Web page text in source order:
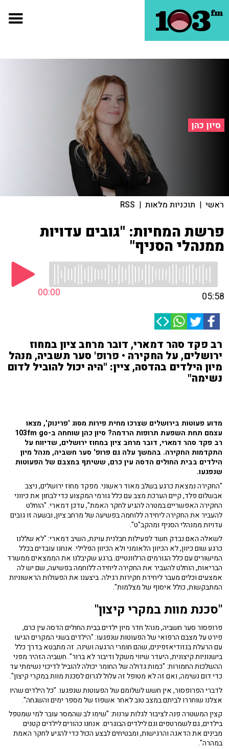
סיון כהן
ראשי | תוכניות מלאות |
RSS
פרשת המחיות: "גובים עדויות
ממנהלי הסניף"
00:00 05:58
רב פקד סהר דמארי, דובר מרחב ציון במחוז
ירושלים, על החקירה • פרופ' סער תשביה, מנהל
מיון הילדים בהדסה, ציין: "היה יכול להוביל לדום
נשימה"
מדוע פעוטות בירושלים שצרכו מחית פירות מסוג 'פרינוק', מצאו
עצמם תחת השפעת תרופות הרדמה? סיון כהן שוחחה ב-103fm go
רב פקד סהר דמארי, דובר מרחב ציון במחוז ירושלים, שדיווח על
התקדמות החקירה. בהמשך עלה גם פרופ' סער חשביה, מנהל מיון
הילדים בבית החולים הדסה עין כרם, ששיתף במצבם של הפעוטות
שנפגעו.
"החקירה נמצאת כרגע בשלב מאוד ראשוני. מפקד מחוז ירושלים, ניצב
אבשלום פלד, קיים הערכת מצב עם כלל גורמי המקצוע כדי לבחון את כיווני
החקירה האפשריים במטרה להגיע לחקר האמת", עדכן דמארי. "הוחלט
להעביר את החקירה ליחידה ללוחמה בפשיעה של מרחב ציון, ובשעה זו גובים
עדויות ממנהלי הסניף ומהקב"ט".
לשאלה האם נבדק חשד לפעילות חבלנית עוינת, השיב דמארי: "לא שללנו
כרגע שום כיוון, לא הכיוון הלאומני ולא הכיוון הפלילי. אנחנו עובדים בכלל
המישורים עם כלל הגורמים הרלוונטיים. ברגע שקיבלנו את הממצאים ממשרד
הבריאות, הוחלט להעביר את החקירה ליחידה ללוחמה בפשיעה, שם יש לה
אמצעים וכלים מעבר ליחידת חקירות רגילה. ביצענו את הפעולות הראשוניות
המתבקשות, כולל איסוף של מצלמות".
"סכנת מוות במקרי קיצון"
פרופסור סער חשביה, מנהל חדר מיון ילדים בבית החולים הדסה עין כרם,
פירט על מצבם הרפואי של הפעוטות שנפגעו: "הילדים בשני המקרים הגיעו
עם הרעלת בנזודיאזפינים, שהם חומרי הרגעה ושינה. זה מתבטא בדרך כלל
בישנוניות קיצונית, היעדר שיווי משקל ודיבור לא ברור". חשביה הזהיר מפני
ההשלכות החמורות: "כמות גדולה של החומר יכולה להוביל לדיכוי נשימתי עד
כדי דום נשימה, ואם זה לא מטופל זה עלול לגרום לסכנת מוות במקרי קיצון".
לדברי הפרופסור, אין חשש לשלומם של הפעוטות שנפגעו. "כל הילדים שהיו
אצלנו שוחררו לביתם במצב טוב לאחר אשפוז של מספר ימים והשגחה".
קצין המשטרה פנה לציבור לגלות ערנות: "שימו לב שהמסר עובר למי שמטפל
בילדים, גם לשמרטפים וגם לילדים הבוגרים. אנחנו כהורים לילדים קטנים
מבינים את הדאגה והרגישות, ומבטיחים לבצע הכול כדי להגיע לחקר האמת
במהרה".